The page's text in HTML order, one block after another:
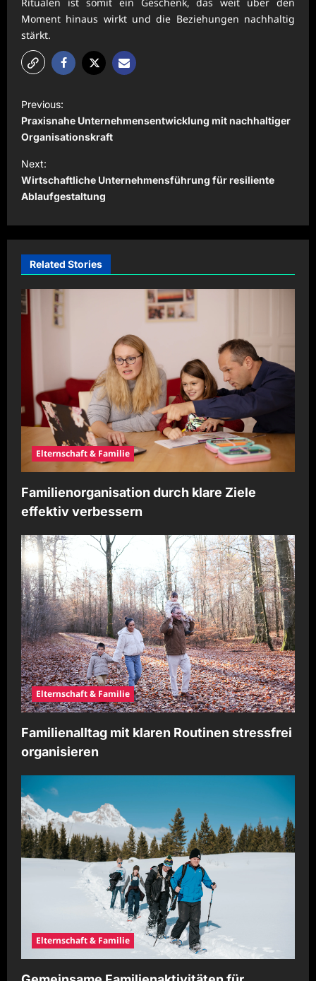
Moment hinaus wirkt und die Beziehungen nachhaltig
stärkt.
P
o
s
t
n
a
v
g
a
t
Previous:
Praxisnahe Unternehmensentwicklung mit nachhaltiger
Organisationskraft
Next:
Wirtschaftliche Unternehmensführung für resiliente
Ablaufgestaltung
Related Stories
Elternschaft & Familie
Familienorganisation durch klare Ziele
effektiv verbessern
Elternschaft & Familie
Familienalltag mit klaren Routinen stressfrei
organisieren
Elternschaft & Familie